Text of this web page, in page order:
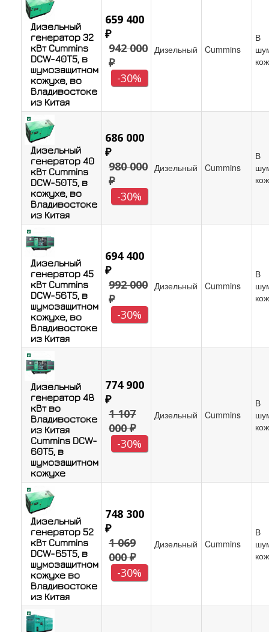
Дизельный
генератор 32
кВт Cummins
DCW-40T5, в
шумозащитном
кожухе, во
Владивостоке
из Китая
659 400
₽
942 000
₽
-30%
Дизельный Cummins
В
Дизельный
генератор 40
кВт Cummins
DCW-50T5, в
кожухе, во
Владивостоке
из Китая
686 000
₽
980 000
₽
-30%
Дизельный Cummins
В
Дизельный
генератор 45
кВт Cummins
DCW-56T5, в
шумозащитном
кожухе, во
Владивостоке
из Китая
694 400
₽
992 000
₽
-30%
Дизельный Cummins
В
Дизельный
генератор 48
кВт во
Владивостоке
из Китая
Cummins DCW-
60T5, в
шумозащитном
кожухе
774 900
₽
1 107
000 ₽
-30%
Дизельный Cummins
В
Дизельный
генератор 52
кВт Cummins
DCW-65T5, в
шумозащитном
кожухе во
Владивостоке
из Китая
748 300
₽
1 069
000 ₽
-30%
Дизельный Cummins
В